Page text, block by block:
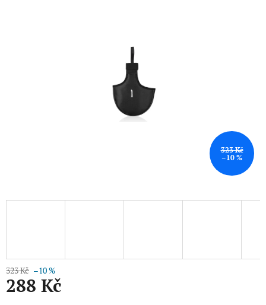
323 Kč
–10 %
323 Kč –10 %
288 Kč